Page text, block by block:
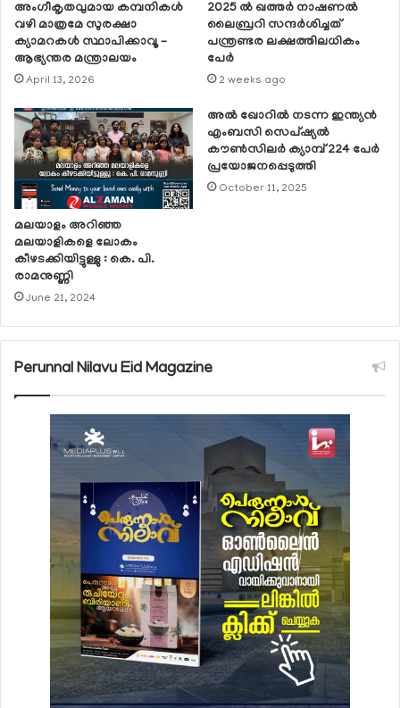
അംഗീകൃതവുമായ കമ്പനികള്‍
വഴി മാത്രമേ സുരക്ഷാ
ക്യാമറകള്‍ സ്ഥാപിക്കാവൂ –
ആഭ്യന്തര മന്ത്രാലയം
April 13, 2026
2025 ല്‍ ഖത്തര്‍ നാഷണല്‍
ലൈബ്രറി സന്ദര്‍ശിച്ചത്
പന്ത്രണ്ടര ലക്ഷത്തിലധികം
പേര്‍
2 weeks ago
മലയാളം അറിഞ്ഞ
മലയാളികളെ ലോകം
കീഴടക്കിയിട്ടുള്ളു : കെ. പി.
രാമനുണ്ണി
June 21, 2024
അല്‍ ഖോറില്‍ നടന്ന ഇന്ത്യന്‍
എംബസി സെപ്ഷ്യല്‍
കൗണ്‍സിലര്‍ ക്യാമ്പ് 224 പേര്‍
പ്രയോജനപ്പെടുത്തി
October 11, 2025
Perunnal Nilavu Eid Magazine